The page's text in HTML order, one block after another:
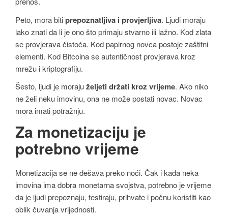
Peto, mora bitiprepoznatljiva i provjerljiva. Ljudi moraju
lako znati da li je ono što primaju stvarno ili lažno. Kod zlata
se provjerava čistoća. Kod papirnog novca postoje zaštitni
elementi. Kod Bitcoina se autentičnost provjerava kroz
mrežu i kriptografiju.
Šesto, ljudi je morajuželjeti držati kroz vrijeme. Ako niko
ne želi neku imovinu, ona ne može postati novac. Novac
mora imati potražnju.
Za monetizaciju je
potrebno vrijeme
Monetizacija se ne dešava preko noći. Čak i kada neka
imovina ima dobra monetarna svojstva, potrebno je vrijeme
da je ljudi prepoznaju, testiraju, prihvate i počnu koristiti kao
oblik čuvanja vrijednosti.